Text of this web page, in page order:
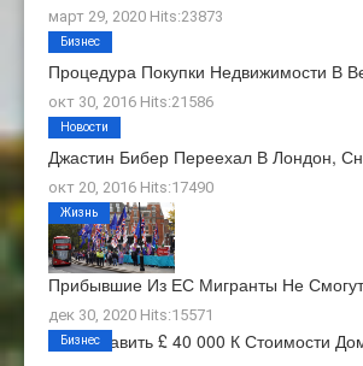
март 29, 2020 Hits:23873
Процедура Покупки Недвижимости В
окт 30, 2016 Hits:21586
Бизнес
Джастин Бибер Переехал В Лондон,
окт 20, 2016 Hits:17490
Новости
Прибывшие Из ЕС Мигранты Не
дек 30, 2020 Hits:15571
Жизнь
Как Добавить £ 40 000 К Стоимости
Бизнес